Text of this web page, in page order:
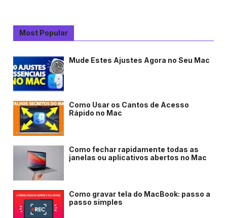
Most Popular
Mude Estes Ajustes Agora no Seu Mac
Como Usar os Cantos de Acesso
Rápido no Mac
Como fechar rapidamente todas as
janelas ou aplicativos abertos no Mac
Como gravar tela do MacBook: passo a
passo simples